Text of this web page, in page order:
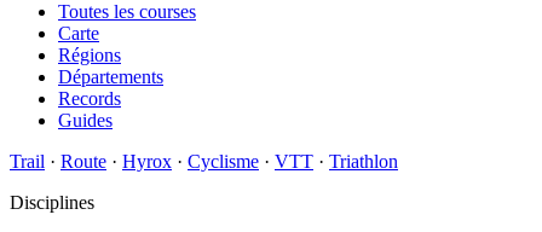
Toutes les courses
Carte
Régions
Départements
Records
Guides
Trail · Route · Hyrox · Cyclisme · VTT · Triathlon
Disciplines